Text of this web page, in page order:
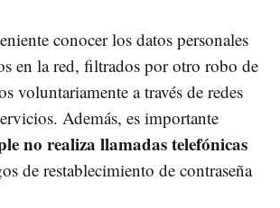
conocer los datos personales
en la red, filtrados por otro robo de
voluntariamente a través de redes
Además, es importante
no realiza llamadas telefónicas
de restablecimiento de contraseña